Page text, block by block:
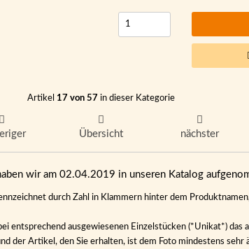
Artikel 17 von 57 in dieser Kategorie
Übersicht nächster
wir am 02.04.2019 in unseren Katalog
durch Zahl in Klammern hinter dem
entsprechend ausgewiesenen Einzelstücken (*Unikat*) das
der Artikel, den Sie erhalten, ist dem Foto mindestens sehr